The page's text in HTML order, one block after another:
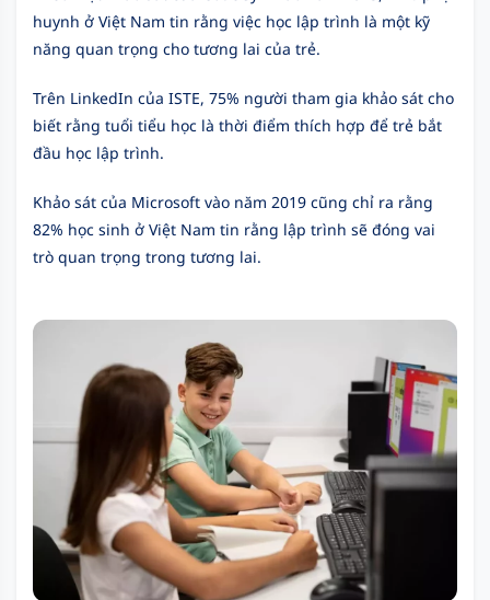
huynh ở Việt Nam tin rằng việc học lập trình là một kỹ
năng quan trọng cho tương lai của trẻ.
Trên LinkedIn của ISTE, 75% người tham gia khảo sát cho
biết rằng tuổi tiểu học là thời điểm thích hợp để trẻ bắt
đầu học lập trình.
Khảo sát của Microsoft vào năm 2019 cũng chỉ ra rằng
82% học sinh ở Việt Nam tin rằng lập trình sẽ đóng vai
trò quan trọng trong tương lai.